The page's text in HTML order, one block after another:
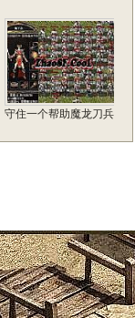
守住一个帮助魔龙刀兵